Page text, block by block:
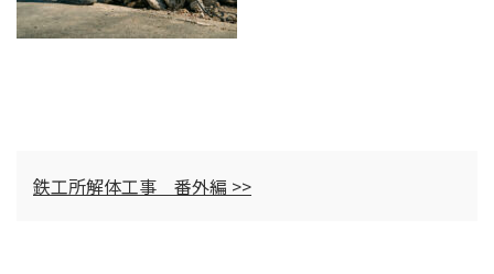
鉄工所解体工事 番外編 >>